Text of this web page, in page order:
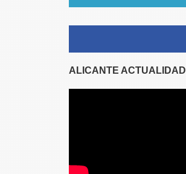
ALICANTE ACTUALIDAD